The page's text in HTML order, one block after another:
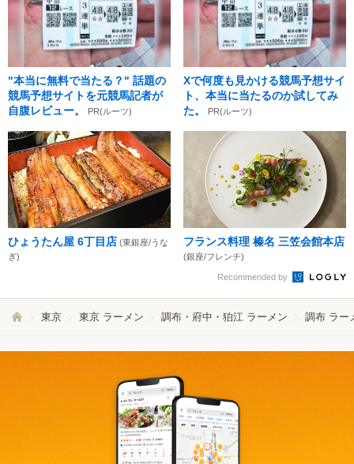
"本当に無料で当たる？" 話題の
競馬予想サイトを元競馬記者が
自腹レビュー。
PR(ルーツ)
Xで何度も見かける競馬予想サイ
ト、本当に当たるのか試してみ
た。
PR(ルーツ)
ひょうたん屋 6丁目店 (東銀座/うな
ぎ)
フランス料理 榛名 三笠会館本店
(銀座/フレンチ)
Recommended by
東京 東京 ラーメン 調布・府中・狛江 ラーメン 調布 ラー